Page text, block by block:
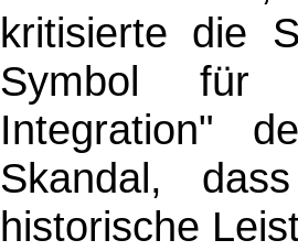
kritisierte die
Symbol für
Integration"
Skandal,
historische